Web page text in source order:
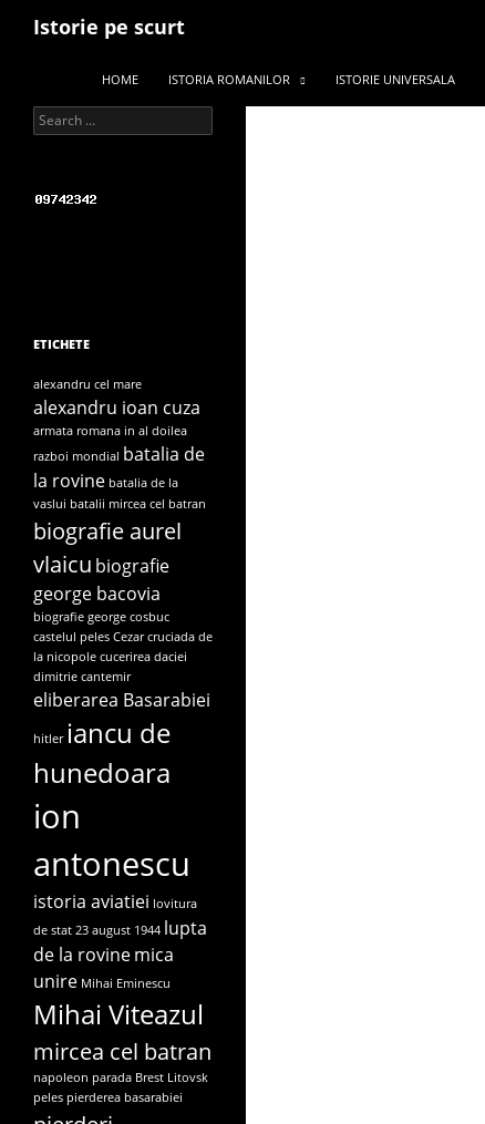
Istorie pe scurt
HOME
ISTORIA ROMANILOR ISTORIE UNIVERSALA
Search for:
ETICHETE
alexandru cel mare
alexandru ioan cuza
armata romana in al doilea
razboi mondial batalia de
la rovine batalia de la
vaslui batalii mircea cel batran
biografie aurel
vlaicu biografie
george bacovia
biografie george cosbuc
castelul peles Cezar cruciada de
la nicopole cucerirea daciei
dimitrie cantemir
eliberarea Basarabiei
hitler iancu de
hunedoara
ion
antonescu
istoria aviatiei lovitura
de stat 23 august 1944 lupta
de la rovinemica
unire Mihai Eminescu
Mihai Viteazul
mircea cel batran
napoleon parada Brest Litovsk
peles pierderea basarabiei